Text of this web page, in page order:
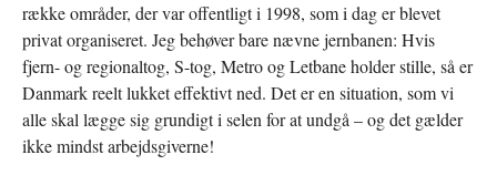
række områder, der var offentligt i 1998, som i dag er blevet
privat organiseret. Jeg behøver bare nævne jernbanen: Hvis
fjern- og regionaltog, S-tog, Metro og Letbane holder stille, så er
Danmark reelt lukket effektivt ned. Det er en situation, som vi
alle skal lægge sig grundigt i selen for at undgå – og det gælder
ikke mindst arbejdsgiverne!